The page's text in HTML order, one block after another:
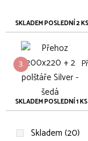
SKLADEM POSLEDNÍ 2 KS
3.
SKLADEM POSLEDNÍ 1 KS
Skladem (20)